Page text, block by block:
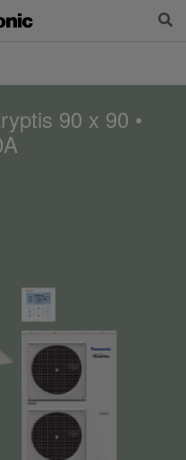
90 x 90 •